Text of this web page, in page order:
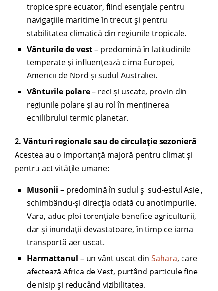
tropice spre ecuator, fiind esențiale pentru
navigațiile maritime în trecut și pentru
stabilitatea climatică din regiunile tropicale.
Vânturile de vest– predomină în latitudinile
temperate și influențează clima Europei,
Americii de Nord și sudul Australiei.
Vânturile polare– reci și uscate, provin din
regiunile polare și au rol în menținerea
echilibrului termic planetar.
2. Vânturi regionale sau de circulație sezonieră
Acestea au o importanță majoră pentru climat și
pentru activitățile umane:
Musonii – predomină în sudul și sud-estul Asiei,
schimbându-și direcția odată cu anotimpurile.
Vara, aduc ploi torențiale benefice agriculturii,
dar și inundații devastatoare, în timp ce iarna
transportă aer uscat.
Harmattanul – un vânt uscat din Sahara, care
afectează Africa de Vest, purtând particule fine
de nisip și reducând vizibilitatea.